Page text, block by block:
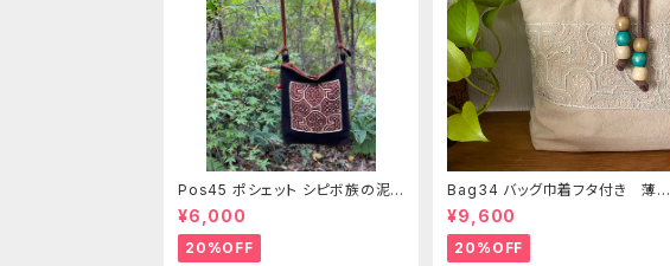
Pos45 ポシェット シピボ族の泥
染め刺繍のショルダー
¥6,000
20%OFF
Bag34 バッグ巾着フタ付き 薄い
ピンク系ベージュ シピボ族の手刺
繍シャーベットカラー
¥9,600
20%OFF